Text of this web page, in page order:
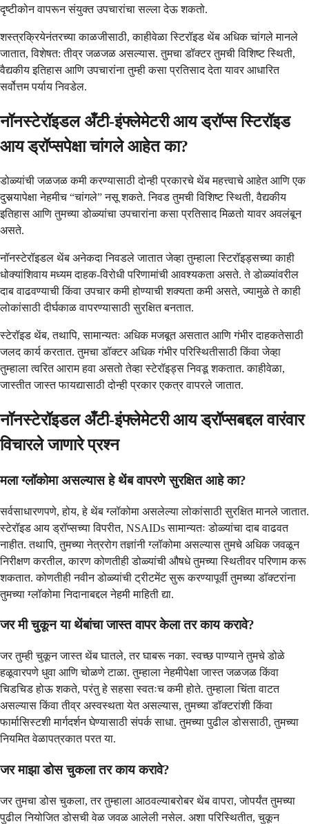
दृष्टीकोन वापरून संयुक्त उपचारांचा सल्ला देऊ शकतो.
शस्त्रक्रियेनंतरच्या काळजीसाठी, काहीवेळा स्टिरॉइड थेंब अधिक चांगले मानले
जातात, विशेषत: तीव्र जळजळ असल्यास. तुमचा डॉक्टर तुमची विशिष्ट स्थिती,
वैद्यकीय इतिहास आणि उपचारांना तुम्ही कसा प्रतिसाद देता यावर आधारित
सर्वोत्तम पर्याय निवडेल.
नॉनस्टेरॉइडल अँटी-इंफ्लेमेटरी आय ड्रॉप्स स्टिरॉइड
आय ड्रॉप्सपेक्षा चांगले आहेत का?
डोळ्यांची जळजळ कमी करण्यासाठी दोन्ही प्रकारचे थेंब महत्त्वाचे आहेत आणि एक
दुसर्‍यापेक्षा नेहमीच “चांगले” नसू शकते. निवड तुमची विशिष्ट स्थिती, वैद्यकीय
इतिहास आणि तुमच्या डोळ्यांचा उपचारांना कसा प्रतिसाद मिळतो यावर अवलंबून
असते.
नॉनस्टेरॉइडल थेंब अनेकदा निवडले जातात जेव्हा तुम्हाला स्टिरॉइड्सच्या काही
धोक्यांशिवाय मध्यम दाहक-विरोधी परिणामांची आवश्यकता असते. ते डोळ्यांवरील
दाब वाढवण्याची किंवा उपचार कमी होण्याची शक्यता कमी असते, ज्यामुळे ते काही
लोकांसाठी दीर्घकाळ वापरण्यासाठी सुरक्षित बनतात.
स्टेरॉइड थेंब, तथापि, सामान्यतः अधिक मजबूत असतात आणि गंभीर दाहकतेसाठी
जलद कार्य करतात. तुमचा डॉक्टर अधिक गंभीर परिस्थितीसाठी किंवा जेव्हा
तुम्हाला त्वरित आराम हवा असतो तेव्हा स्टेरॉइड्स निवडू शकतात. काहीवेळा,
जास्तीत जास्त फायद्यासाठी दोन्ही प्रकार एकत्र वापरले जातात.
नॉनस्टेरॉइडल अँटी-इंफ्लेमेटरी आय ड्रॉप्सबद्दल वारंवार
विचारले जाणारे प्रश्न
मला ग्लॉकोमा असल्यास हे थेंब वापरणे सुरक्षित आहे का?
सर्वसाधारणपणे, होय, हे थेंब ग्लॉकोमा असलेल्या लोकांसाठी सुरक्षित मानले जातात.
स्टेरॉइड आय ड्रॉप्सच्या विपरीत, NSAIDs सामान्यतः डोळ्यांचा दाब वाढवत
नाहीत. तथापि, तुमच्या नेत्ररोग तज्ञांनी ग्लॉकोमा असल्यास तुमचे अधिक जवळून
निरीक्षण करतील, कारण कोणतीही डोळ्यांची औषधे तुमच्या स्थितीवर परिणाम करू
शकतात. कोणतीही नवीन डोळ्यांची ट्रीटमेंट सुरू करण्यापूर्वी तुमच्या डॉक्टरांना
तुमच्या ग्लॉकोमा निदानाबद्दल नेहमी माहिती द्या.
जर मी चुकून या थेंबांचा जास्त वापर केला तर काय करावे?
जर तुम्ही चुकून जास्त थेंब घातले, तर घाबरू नका. स्वच्छ पाण्याने तुमचे डोळे
हळूवारपणे धुवा आणि चोळणे टाळा. तुम्हाला नेहमीपेक्षा जास्त जळजळ किंवा
चिडचिड होऊ शकते, परंतु हे सहसा स्वतःच कमी होते. तुम्हाला चिंता वाटत
असल्यास किंवा तीव्र अस्वस्थता येत असल्यास, तुमच्या डॉक्टरांशी किंवा
फार्मासिस्टशी मार्गदर्शन घेण्यासाठी संपर्क साधा. तुमच्या पुढील डोससाठी, तुमच्या
नियमित वेळापत्रकात परत या.
जर माझा डोस चुकला तर काय करावे?
जर तुमचा डोस चुकला, तर तुम्हाला आठवल्याबरोबर थेंब वापरा, जोपर्यंत तुमच्या
पुढील नियोजित डोसची वेळ जवळ आलेली नसेल. अशा परिस्थितीत, चुकून